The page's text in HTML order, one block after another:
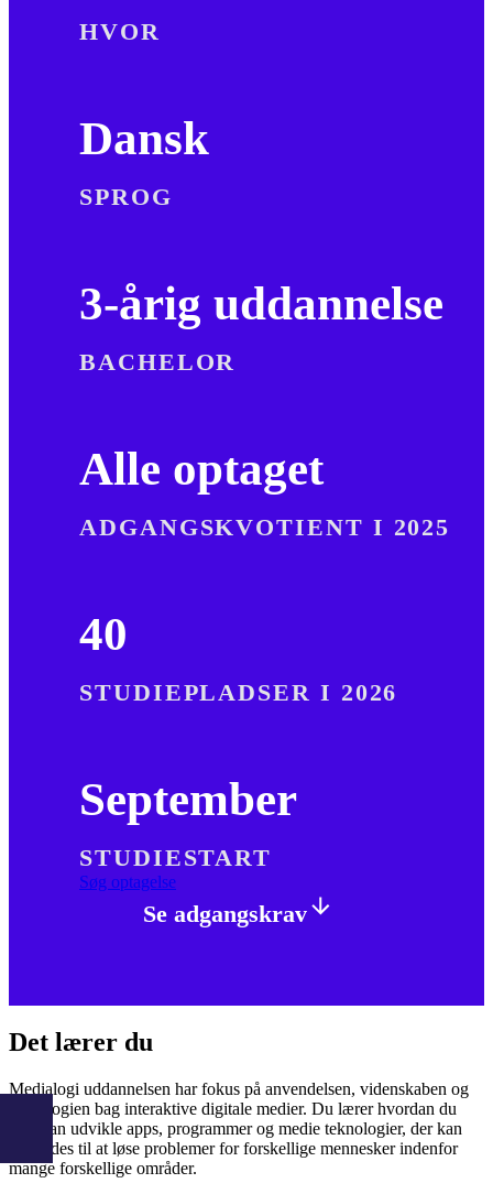
HVOR
Dansk
SPROG
3-årig uddannelse
BACHELOR
Alle optaget
ADGANGSKVOTIENT I 2025
40
STUDIEPLADSER I 2026
September
STUDIESTART
Søg optagelse
Se adgangskrav
Det lærer du
Medialogi uddannelsen har fokus på anvendelsen, videnskaben og
teknologien bag interaktive digitale medier. Du lærer hvordan du
selv kan udvikle apps, programmer og medie teknologier, der kan
anvendes til at løse problemer for forskellige mennesker indenfor
mange forskellige områder.